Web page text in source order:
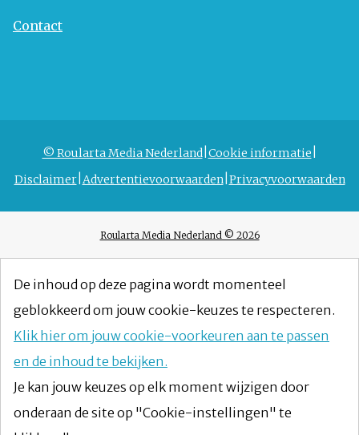
Contact
© Roularta Media Nederland Cookie informatie
Disclaimer Advertentievoorwaarden Privacyvoorwaarden
Roularta Media Nederland © 2026
De inhoud op deze pagina wordt momenteel
geblokkeerd om jouw cookie-keuzes te respecteren.
Klik hier om jouw cookie-voorkeuren aan te passen
en de inhoud te bekijken.
Je kan jouw keuzes op elk moment wijzigen door
onderaan de site op "Cookie-instellingen" te